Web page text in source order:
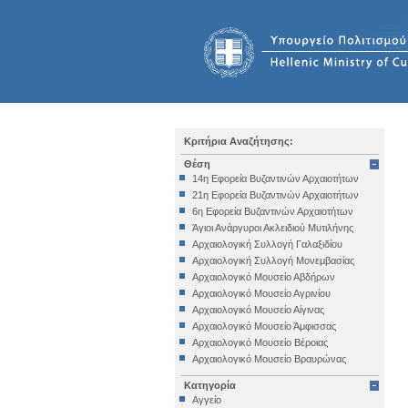
Κριτήρια Αναζήτησης:
Θέση
14η Εφορεία Βυζαντινών Αρχαιοτήτων
21η Εφορεία Βυζαντινών Αρχαιοτήτων
6η Εφορεία Βυζαντινών Αρχαιοτήτων
Άγιοι Ανάργυροι Ακλειδιού Μυτιλήνης
Αρχαιολογική Συλλογή Γαλαξιδίου
Αρχαιολογική Συλλογή Μονεμβασίας
Αρχαιολογικό Μουσείο Αβδήρων
Αρχαιολογικό Μουσείο Αγρινίου
Αρχαιολογικό Μουσείο Αίγινας
Αρχαιολογικό Μουσείο Άμφισσας
Αρχαιολογικό Μουσείο Βέροιας
Αρχαιολογικό Μουσείο Βραυρώνας
Αρχαιολογικό Μουσείο Δελφών
Αρχαιολογικό Μουσείο Ηγουμενίτσας
Κατηγορία
Αγγείο